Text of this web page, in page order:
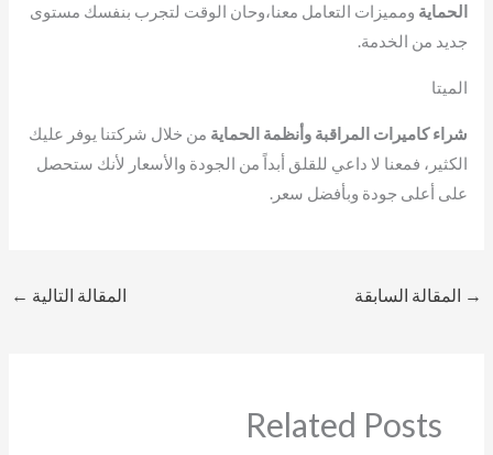
الحماية ومميزات التعامل معنا،وحان الوقت لتجرب بنفسك مستوى
جديد من الخدمة.
الميتا
شراء كاميرات المراقبة وأنظمة الحماية من خلال شركتنا يوفر عليك
الكثير، فمعنا لا داعي للقلق أبداً من الجودة والأسعار لأنك ستحصل
على أعلى جودة وبأفضل سعر.
→ المقالة السابقة المقالة التالية ←
Related Posts